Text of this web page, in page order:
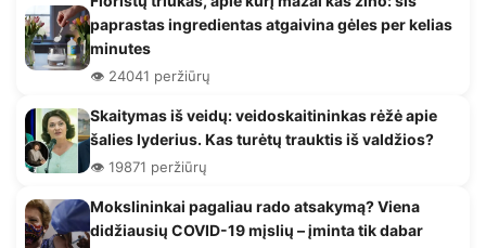
paprastas ingredientas atgaivina gėles per kelias
minutes
👁️ 24041 peržiūrų
Skaitymas iš veidų: veidoskaitininkas rėžė apie
šalies lyderius. Kas turėtų trauktis iš valdžios?
👁️ 19871 peržiūrų
Mokslininkai pagaliau rado atsakymą? Viena
didžiausių COVID-19 mįslių – įminta tik dabar